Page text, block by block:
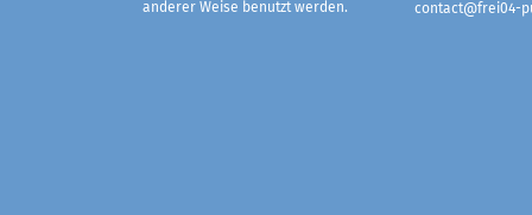
anderer Weise benutzt werden.
contact@frei04-